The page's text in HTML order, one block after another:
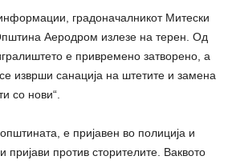
градоначалникот Митески
Аеродром излезе на терен. Од
е привремено затворено, а
изврши санација на штетите и замена
со нови“.
е пријавен во полиција и
пријави против сторителите. Ваквото